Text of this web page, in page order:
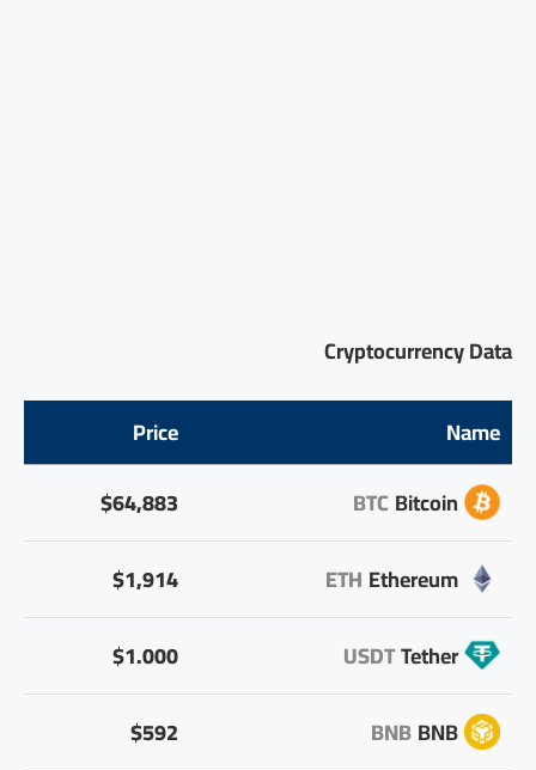
Cryptocurrency Data
Name
Price
Bitcoin
BTC
$64,883
Ethereum
ETH
$1,914
Tether
USDT
$1.000
BNB
BNB
$592